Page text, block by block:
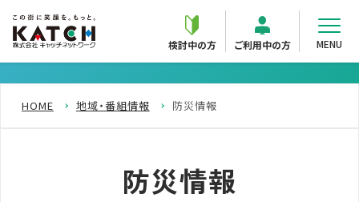
検討中の方 ご利用中の方 MENU
HOME 地域・番組情報 防災情報
防災情報